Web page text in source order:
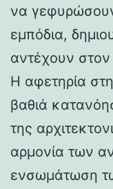
να
εμπόδια,
αντέχουν
Η αφετηρία
βαθιά
της
αρμονία των
ενσωμάτωση